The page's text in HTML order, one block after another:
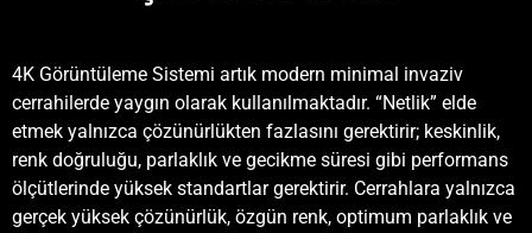
4K Görüntüleme Sistemi artık modern minimal invaziv
cerrahilerde yaygın olarak kullanılmaktadır. “Netlik” elde
etmek yalnızca çözünürlükten fazlasını gerektirir; keskinlik,
renk doğruluğu, parlaklık ve gecikme süresi gibi performans
ölçütlerinde yüksek standartlar gerektirir. Cerrahlara yalnızca
gerçek yüksek çözünürlük, özgün renk, optimum parlaklık ve